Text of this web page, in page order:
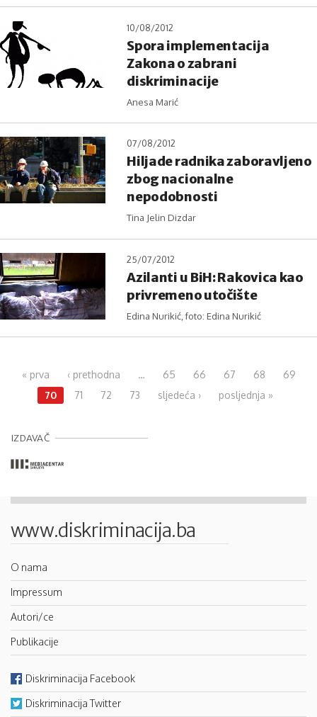
10/08/2012
Spora implementacija
Zakona o zabrani
diskriminacije
Anesa Marić
07/08/2012
Hiljade radnika zaboravljeno
zbog nacionalne
nepodobnosti
Tina Jelin Dizdar
25/07/2012
Azilanti u BiH: Rakovica kao
privremeno utočište
Edina Nurikić, foto: Edina Nurikić
« prva ‹ prethodna … 65 66 67 68
69
70
71 72 73 sljedeća › posljednja »
IZDAVAČ
www.diskriminacija.ba
O nama
Impressum
Autori/ce
Publikacije
Diskriminacija Facebook
Diskriminacija Twitter